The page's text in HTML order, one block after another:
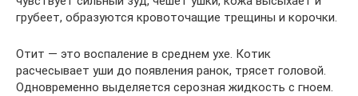
грубеет, образуются кровоточащие трещины и корочки.
Отит — это воспаление в среднем ухе. Котик
расчесывает уши до появления ранок, трясет головой.
Одновременно выделяется серозная жидкость с гноем.